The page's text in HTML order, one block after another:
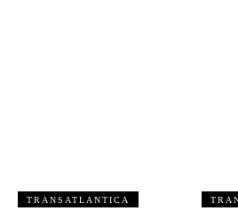
TRANSATLANTICA